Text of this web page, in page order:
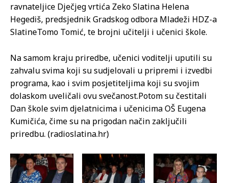
ravnateljice Dječjeg vrtića Zeko Slatina Helena
Hegediš, predsjednik Gradskog odbora Mladeži HDZ-a
SlatineTomo Tomić, te brojni učitelji i učenici škole.
Na samom kraju priredbe, učenici voditelji uputili su
zahvalu svima koji su sudjelovali u pripremi i izvedbi
programa, kao i svim posjetiteljima koji su svojim
dolaskom uveličali ovu svečanost.Potom su čestitali
Dan škole svim djelatnicima i učenicima OŠ Eugena
Kumičića, čime su na prigodan način zaključili
priredbu. (radioslatina.hr)